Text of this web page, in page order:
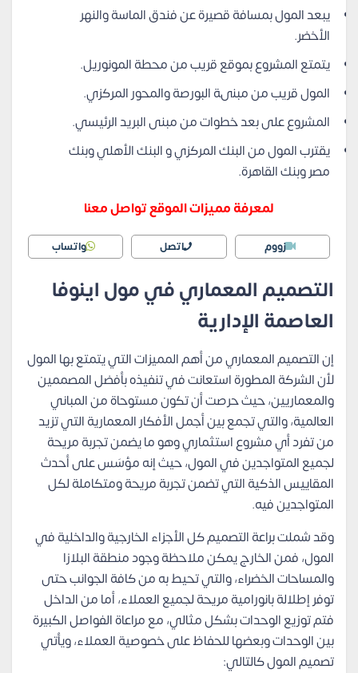
يبعد المول بمسافة قصيرة عن فندق الماسة والنهر
الأخضر.
يتمتع المشروع بموقع قريب من محطة المونوريل.
المول قريب من مبنىة البورصة والمحور المركزي.
المشروع على بعد خطوات من مبنى البريد الرئيسي.
يقترب المول من البنك المركزي و البنك الأهلي وبنك
مصر وبنك القاهرة.
لمعرفة مميزات الموقع تواصل معنا
زووم اتصل واتساب
التصميم المعماري في مول اينوفا
العاصمة الإدارية
إن التصميم المعماري من أهم المميزات التي يتمتع بها المول
لأن الشركة المطورة استعانت في تنفيذه بأفضل المصممين
والمعماريين، حيث حرصت أن تكون مستوحاة من المباني
العالمية، والتي تجمع بين أجمل الأفكار المعمارية التي تزيد
من تفرد أي مشروع استثماري وهو ما يضمن تجربة مريحة
لجميع المتواجدين في المول، حيث إنه مؤسَس على أحدث
المقاييس الذكية التي تضمن تجربة مريحة ومتكاملة لكل
المتواجدين فيه.
وقد شملت براعة التصميم كل الأجزاء الخارجية والداخلية في
المول، فمن الخارج يمكن ملاحظة وجود منطقة البلازا
والمساحات الخضراء، والتي تحيط به من كافة الجوانب حتى
توفر إطلالة بانورامية مريحة لجميع العملاء، أما من الداخل
فتم توزيع الوحدات بشكل مثالي، مع مراعاة الفواصل الكبيرة
بين الوحدات وبعضها للحفاظ على خصوصية العملاء، ويأتي
تصميم المول كالتالي: